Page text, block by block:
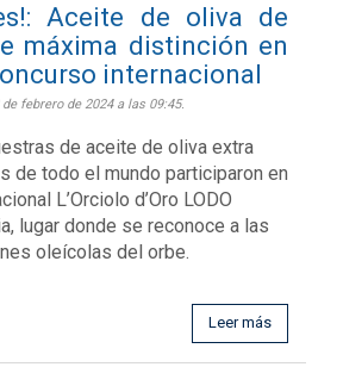
Aceite de oliva de
máxima distinción en
internacional
febrero de 2024 a las 09:45.
de aceite de oliva extra
de todo el mundo participaron en
L’Orciolo d’Oro LODO
lugar donde se reconoce a las
oleícolas del orbe.
Leer más